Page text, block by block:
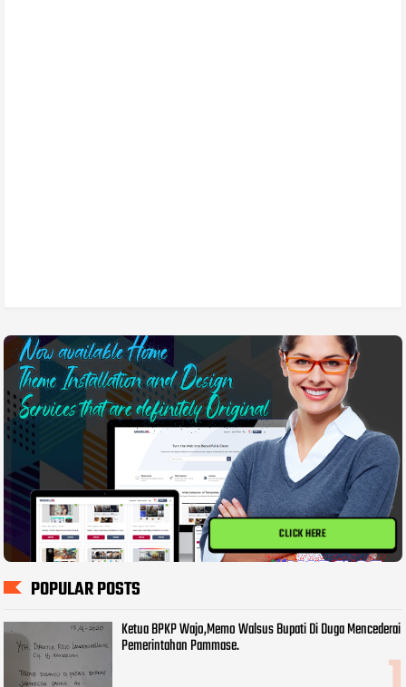
CLICK HERE
POPULAR POSTS
Ketua BPKP Wajo,Memo Walsus Bupati Di Duga Mencederai
Pemerintahan Pammase.